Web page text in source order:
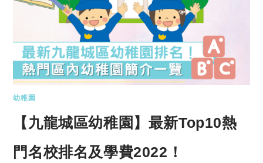
幼稚園
【九龍城區幼稚園】最新Top10熱
門名校排名及學費2022！